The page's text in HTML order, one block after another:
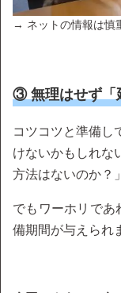
→ ネットの情報は慎
③ 無理はせず「
コツコツと準備し
けないかもしれな
方法はないのか？
でもワーホリであ
備期間が与えられ